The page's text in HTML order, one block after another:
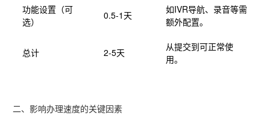
功能设置（可
选）
0.5-1天
如IVR导航、录音等需
额外配置。
总计 2-5天
从提交到可正常使
用。
二、影响办理速度的关键因素